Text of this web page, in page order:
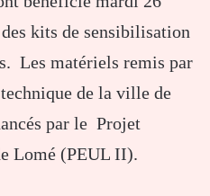
kits de sensibilisation
Les matériels remis par
de la ville de
par le Projet
Lomé (PEUL II).